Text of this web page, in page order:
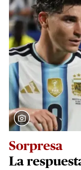
Sorpresa
La